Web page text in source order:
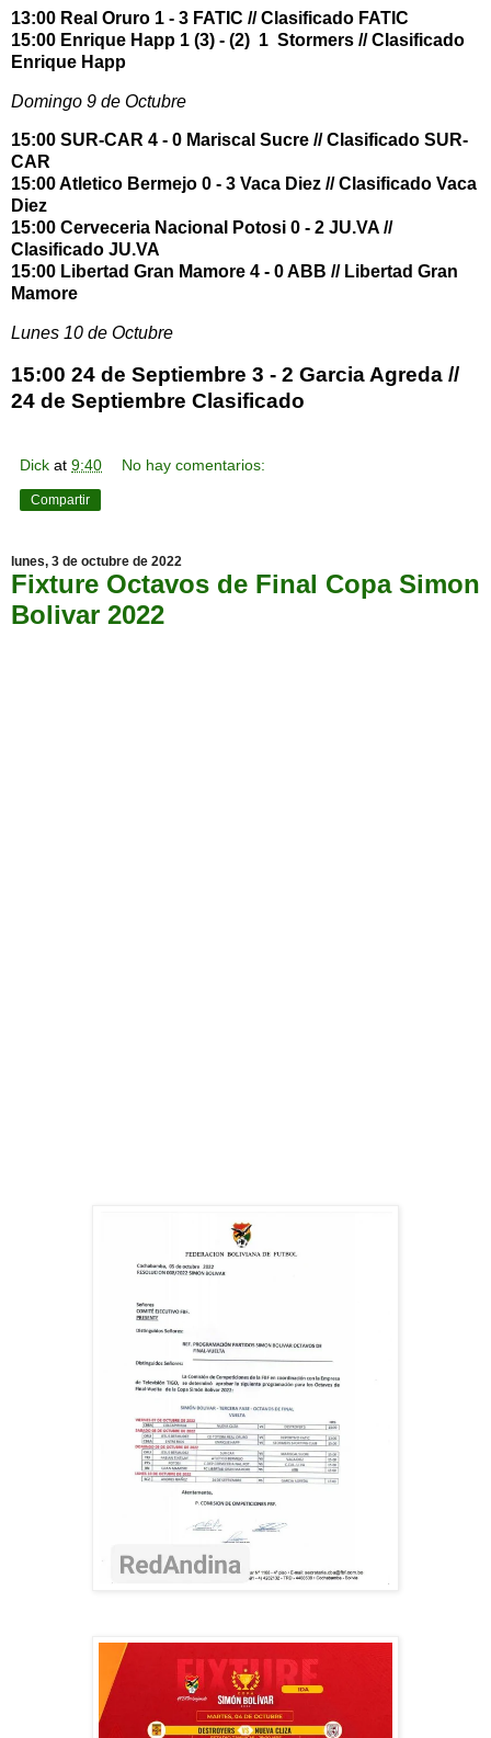
13:00 Real Oruro 1 - 3 FATIC // Clasificado FATIC
15:00 Enrique Happ 1 (3) - (2) 1 Stormers // Clasificado
Enrique Happ
Domingo 9 de Octubre
15:00 SUR-CAR 4 - 0 Mariscal Sucre // Clasificado SUR-
CAR
15:00 Atletico Bermejo 0 - 3 Vaca Diez // Clasificado Vaca
Diez
15:00 Cerveceria Nacional Potosi 0 - 2 JU.VA //
Clasificado JU.VA
15:00 Libertad Gran Mamore 4 - 0 ABB // Libertad Gran
Mamore
Lunes 10 de Octubre
15:00 24 de Septiembre 3 - 2 Garcia Agreda //
24 de Septiembre Clasificado
Dick at 9:40 No hay comentarios:
Compartir
lunes, 3 de octubre de 2022
Fixture Octavos de Final Copa Simon
Bolivar 2022